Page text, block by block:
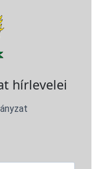
hírlevelei